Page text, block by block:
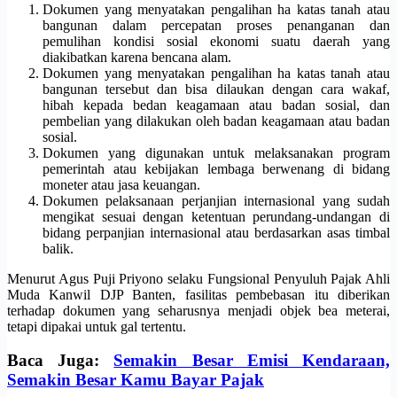
Dokumen yang menyatakan pengalihan ha katas tanah atau
bangunan dalam percepatan proses penanganan dan
pemulihan kondisi sosial ekonomi suatu daerah yang
diakibatkan karena bencana alam.
Dokumen yang menyatakan pengalihan ha katas tanah atau
bangunan tersebut dan bisa dilaukan dengan cara wakaf,
hibah kepada bedan keagamaan atau badan sosial, dan
pembelian yang dilakukan oleh badan keagamaan atau badan
sosial.
Dokumen yang digunakan untuk melaksanakan program
pemerintah atau kebijakan lembaga berwenang di bidang
moneter atau jasa keuangan.
Dokumen pelaksanaan perjanjian internasional yang sudah
mengikat sesuai dengan ketentuan perundang-undangan di
bidang perpanjian internasional atau berdasarkan asas timbal
balik.
Menurut Agus Puji Priyono selaku Fungsional Penyuluh Pajak Ahli
Muda Kanwil DJP Banten, fasilitas pembebasan itu diberikan
terhadap dokumen yang seharusnya menjadi objek bea meterai,
tetapi dipakai untuk gal tertentu.
Baca Juga: Semakin Besar Emisi Kendaraan,
Semakin Besar Kamu Bayar Pajak